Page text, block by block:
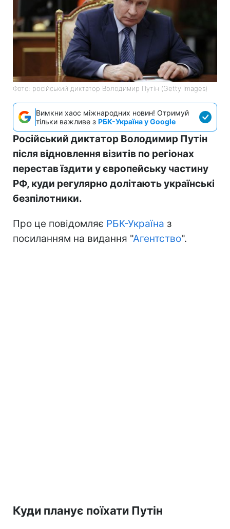
Фото: російський диктатор Володимир Путін (Getty Images)
Вимкни хаос міжнародних новин! Отримуй
тільки важливе з РБК-Україна у Google
Російський диктатор Володимир Путін
після відновлення візитів по регіонах
перестав їздити у європейську частину
РФ, куди регулярно долітають українські
безпілотники.
Про це повідомляє РБК-Україна з
посиланням на видання "Агентство".
Куди планує поїхати Путін